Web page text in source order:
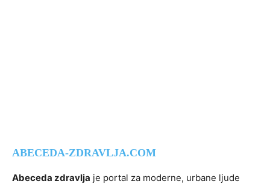
ABECEDA-ZDRAVLJA.COM
Abeceda zdravlja je portal za moderne, urbane ljude